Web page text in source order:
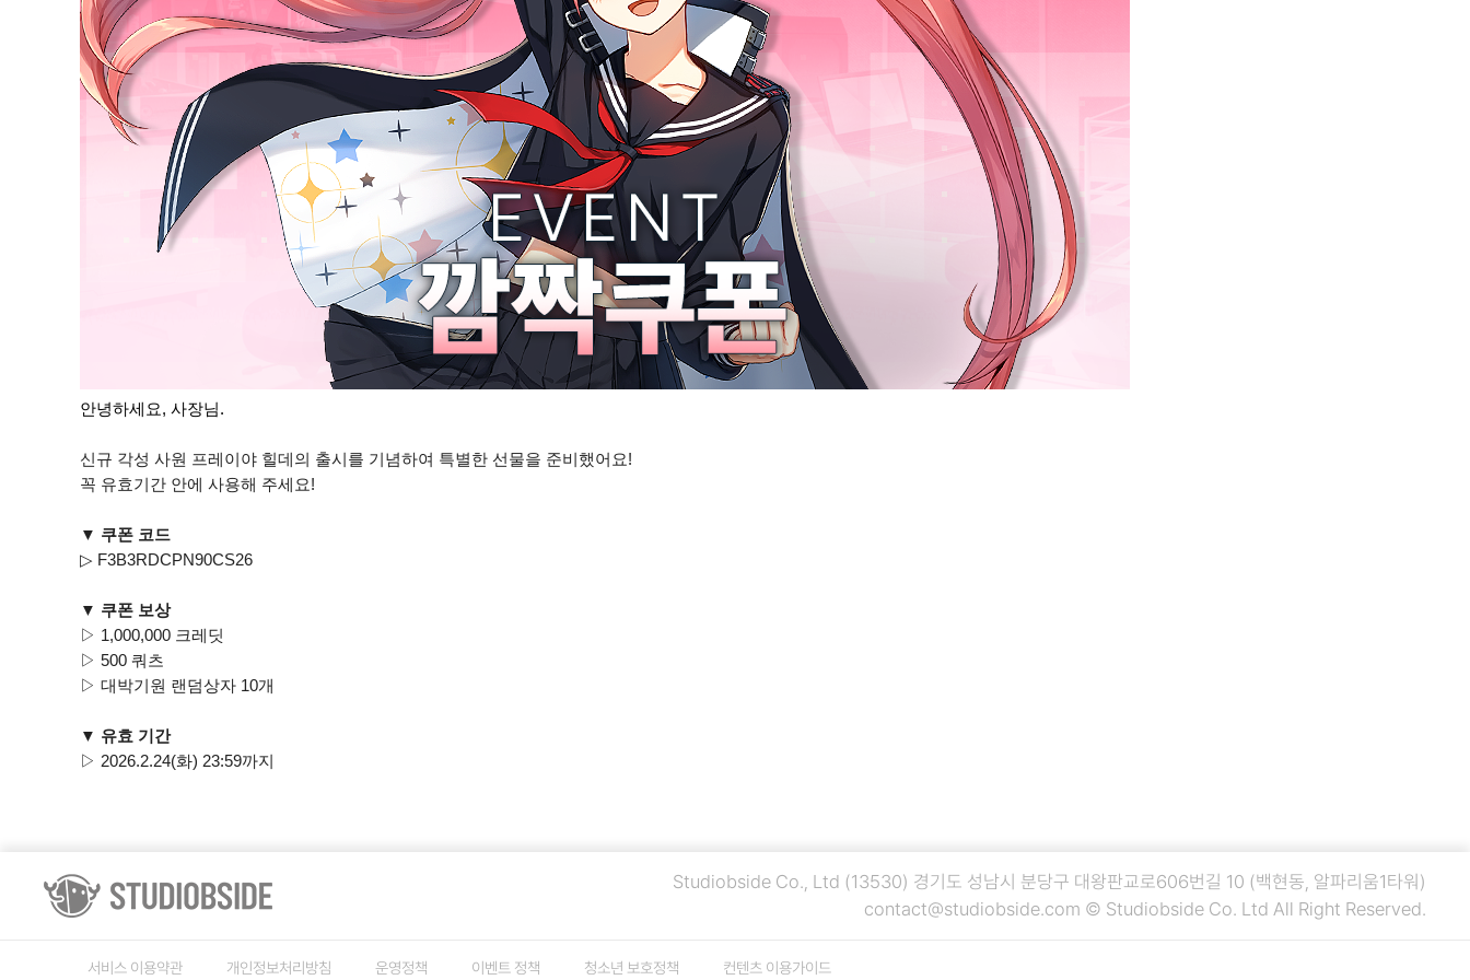
안녕하세요, 사장님.
신규 각성 사원 프레이야 힐데의 출시를 기념하여 특별한 선물을 준비했어요!
꼭 유효기간 안에 사용해 주세요!
▼ 쿠폰 코드
▷ F3B3RDCPN90CS26
▼ 쿠폰 보상
▷ 1,000,000 크레딧
▷ 500 쿼츠
▷ 대박기원 랜덤상자 10개
▼ 유효 기간
▷ 2026.2.24(화) 23:59까지
Studiobside Co., Ltd (13530) 경기도 성남시 분당구 대왕판교로606번길 10 (백현동, 알파리움1타워)
contact@studiobside.com © Studiobside Co. Ltd All Right Reserved.
서비스 이용약관 개인정보처리방침 운영정책 이벤트 정책 청소년 보호정책 컨텐츠 이용가이드